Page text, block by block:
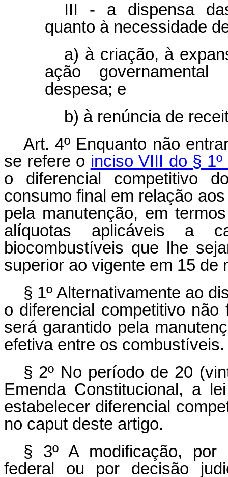
III - a dispensa
quanto à necessidade
a) à criação, à
ação
despesa; e
b) à renúncia de
Art. 4º Enquanto não
se refere o inciso VIII do §
o diferencial competitivo
consumo final em relação
pela manutenção, em
alíquotas aplicáveis a
biocombustíveis que lhe
superior ao vigente em 15 de
§ 1º Alternativamente ao
o diferencial competitivo
será garantido pela
efetiva entre os combustíveis.
§ 2º No período de 20
Emenda Constitucional, a
estabelecer diferencial
no caput deste artigo.
§ 3º A modificação, por
federal ou por decisão